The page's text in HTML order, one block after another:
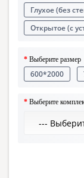
Глухое (без
Открытое (с
Выберите размер
600*2000
Выберите